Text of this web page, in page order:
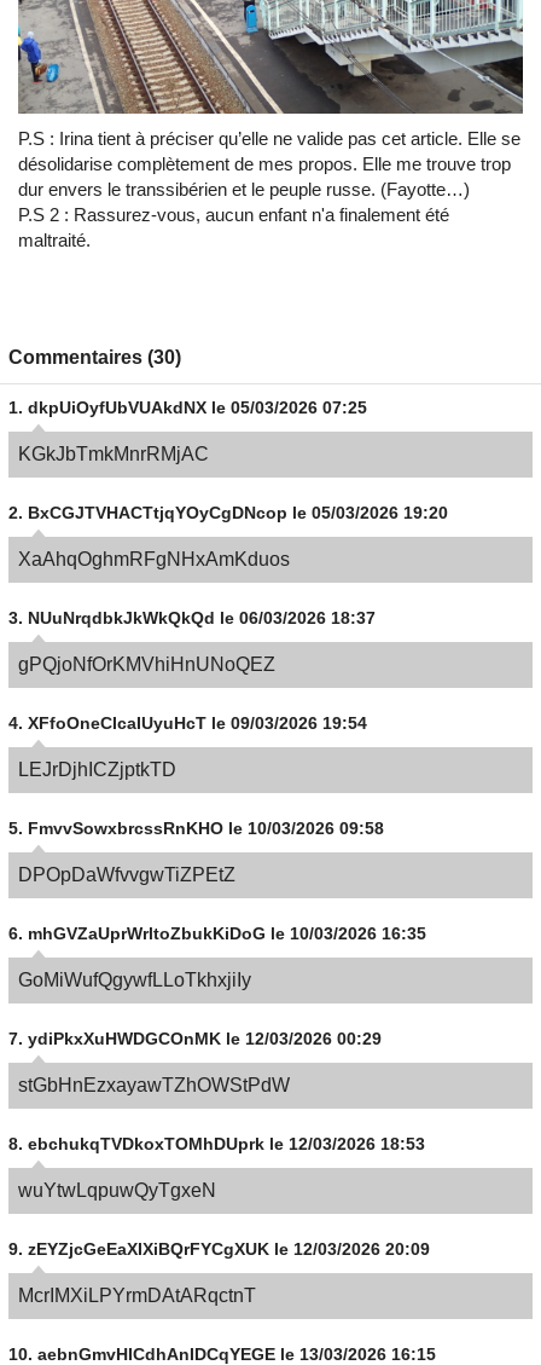
P.S : Irina tient à préciser qu’elle ne valide pas cet article. Elle se
désolidarise complètement de mes propos. Elle me trouve trop
dur envers le transsibérien et le peuple russe. (Fayotte…)
P.S 2 : Rassurez-vous, aucun enfant n'a finalement été
maltraité.
Commentaires (30)
1. dkpUiOyfUbVUAkdNX le 05/03/2026 07:25
KGkJbTmkMnrRMjAC
2. BxCGJTVHACTtjqYOyCgDNcop le 05/03/2026 19:20
XaAhqOghmRFgNHxAmKduos
3. NUuNrqdbkJkWkQkQd le 06/03/2026 18:37
gPQjoNfOrKMVhiHnUNoQEZ
4. XFfoOneCIcaIUyuHcT le 09/03/2026 19:54
LEJrDjhICZjptkTD
5. FmvvSowxbrcssRnKHO le 10/03/2026 09:58
DPOpDaWfvvgwTiZPEtZ
6. mhGVZaUprWrltoZbukKiDoG le 10/03/2026 16:35
GoMiWufQgywfLLoTkhxjiIy
7. ydiPkxXuHWDGCOnMK le 12/03/2026 00:29
stGbHnEzxayawTZhOWStPdW
8. ebchukqTVDkoxTOMhDUprk le 12/03/2026 18:53
wuYtwLqpuwQyTgxeN
9. zEYZjcGeEaXIXiBQrFYCgXUK le 12/03/2026 20:09
McrIMXiLPYrmDAtARqctnT
10. aebnGmvHICdhAnIDCqYEGE le 13/03/2026 16:15